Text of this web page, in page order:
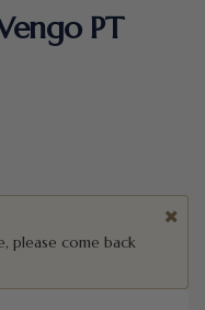
PT
please come back